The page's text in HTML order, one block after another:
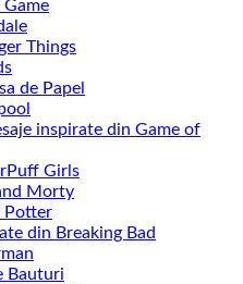
Things
de Papel
inspirate din Game of
Girls
Morty
Potter
din Breaking Bad
Bauturi